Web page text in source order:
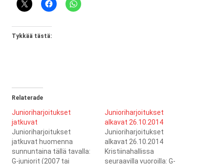
Tykkää tästä:
Relaterade
Junioriharjoitukset
jatkuvat
Junioriharjoitukset
jatkuvat huomenna
sunnuntaina tällä tavalla:
G-juniorit (2007 tai
Junioriharjoitukset
alkavat 26.10.2014
Junioriharjoitukset
alkavat 26.10.2014
Kristiinahallissa
seuraavilla vuoroilla: G-